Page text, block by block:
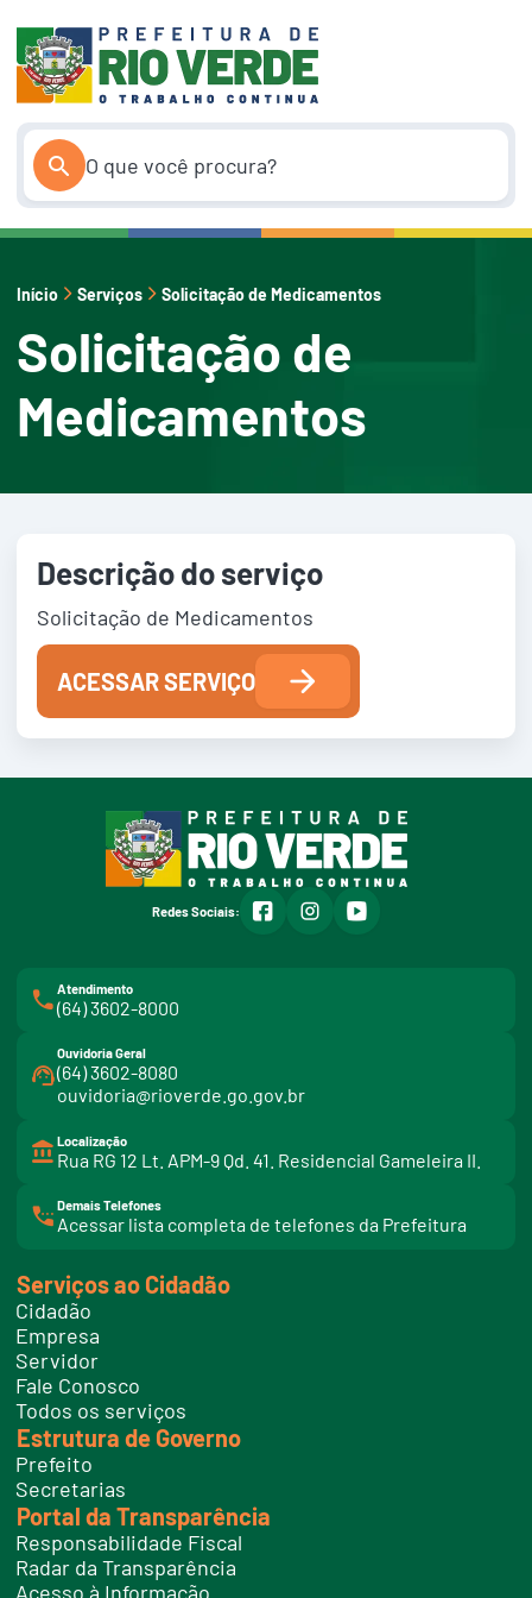
conteúdo
Início Serviços Solicitação de Medicamentos
Solicitação de
Medicamentos
Descrição do serviço
Solicitação de Medicamentos
ACESSAR SERVIÇO
Redes Sociais: facebookinstagramyoutube
Atendimento
(64) 3602-8000
Ouvidoria Geral
(64) 3602-8080
ouvidoria@rioverde.go.gov.br
Localização
Rua RG 12 Lt. APM-9 Qd. 41. Residencial Gameleira II.
Demais Telefones
Acessar lista completa de telefones da Prefeitura
i
t
e
l
f
o
e
s
Serviços ao Cidadão
Cidadão
Empresa
Servidor
Fale Conosco
Todos os serviços
Estrutura de Governo
Prefeito
Secretarias
Portal da Transparência
Responsabilidade Fiscal
Radar da Transparência
Acesso à Informação